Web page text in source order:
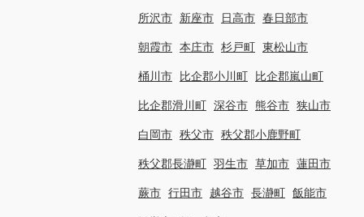
所沢市 新座市 日高市 春日部市
朝霞市 本庄市 杉戸町 東松山市
桶川市 比企郡小川町 比企郡嵐山町
比企郡滑川町 深谷市 熊谷市 狭山市
白岡市 秩父市 秩父郡小鹿野町
秩父郡長瀞町 羽生市 草加市 蓮田市
蕨市 行田市 越谷市 長瀞町 飯能市